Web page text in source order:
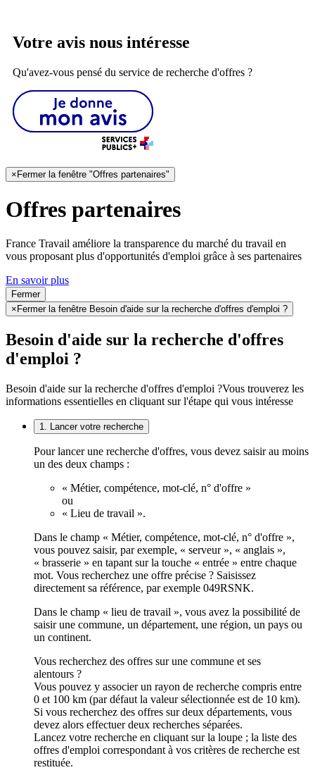
Votre avis nous intéresse
Qu'avez-vous pensé du service de recherche d'offres ?
×Fermer la fenêtre "Offres partenaires"
Offres partenaires
France Travail améliore la transparence du marché du travail en
vous proposant plus d'opportunités d'emploi grâce à ses partenaires
En savoir plus
Fermer
× Fermer la fenêtre Besoin d'aide sur la recherche d'offres d'emploi ?
Besoin d'aide sur la recherche d'offres
d'emploi ?
Besoin d'aide sur la recherche d'offres d'emploi ?Vous trouverez les
informations essentielles en cliquant sur l'étape qui vous intéresse
1. Lancer votre recherche
Pour lancer une recherche d'offres, vous devez saisir au moins
un des deux champs :
« Métier, compétence, mot-clé, n° d'offre »
ou
« Lieu de travail ».
Dans le champ « Métier, compétence, mot-clé, n° d'offre »,
vous pouvez saisir, par exemple, « serveur », « anglais »,
« brasserie » en tapant sur la touche « entrée » entre chaque
mot. Vous recherchez une offre précise ? Saisissez
directement sa référence, par exemple 049RSNK.
Dans le champ « lieu de travail », vous avez la possibilité de
saisir une commune, un département, une région, un pays ou
un continent.
Vous recherchez des offres sur une commune et ses
alentours ?
Vous pouvez y associer un rayon de recherche compris entre
0 et 100 km (par défaut la valeur sélectionnée est de 10 km).
Si vous recherchez des offres sur deux départements, vous
devez alors effectuer deux recherches séparées.
Lancez votre recherche en cliquant sur la loupe ; la liste des
offres d'emploi correspondant à vos critères de recherche est
restituée.